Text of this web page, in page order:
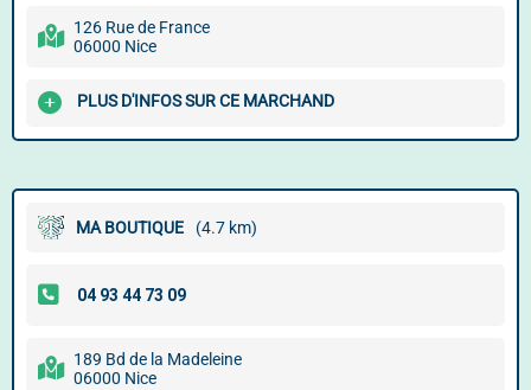
126 Rue de France
06000 Nice
PLUS D'INFOS SUR CE MARCHAND
MA BOUTIQUE (4.7 km)
189 Bd de la Madeleine
06000 Nice